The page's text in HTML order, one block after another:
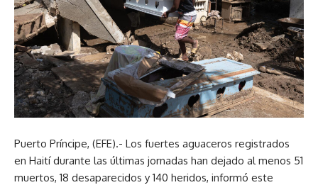
Puerto Príncipe, (EFE).- Los fuertes aguaceros registrados
en Haití durante las últimas jornadas han dejado al menos 51
muertos, 18 desaparecidos y 140 heridos, informó este